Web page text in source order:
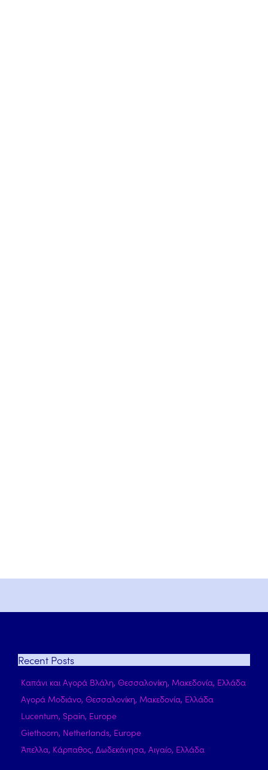
Recent Posts
Καπάνι και Αγορά Βλάλη, Θεσσαλονίκη, Μακεδονία, Ελλάδα
Αγορά Μοδιάνο, Θεσσαλονίκη, Μακεδονία, Ελλάδα
Lucentum, Spain, Europe
Giethoorn, Netherlands, Europe
Άπελλα, Κάρπαθος, Δωδεκάνησα, Αιγαίο, Ελλάδα